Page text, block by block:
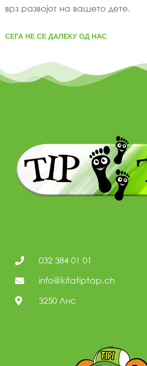
врз развојот на вашето дете.
СЕГА НЕ СЕ ДАЛЕКУ ОД НАС
032 384 01 01
info@kitatiptap.ch
3250 Лис